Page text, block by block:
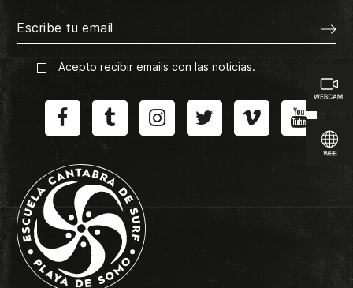
Acepto recibir emails con las noticias.